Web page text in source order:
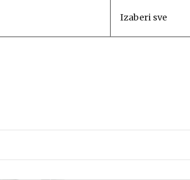
Izaberi sve